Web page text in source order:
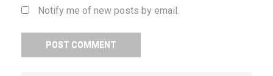
Notify me of new posts by email.